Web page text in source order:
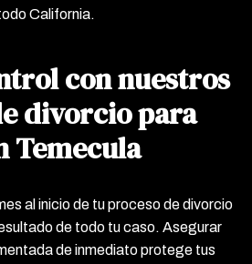
California.
con nuestros
divorcio para
Temecula
al inicio de tu proceso de divorcio
de todo tu caso. Asegurar
de inmediato protege tus